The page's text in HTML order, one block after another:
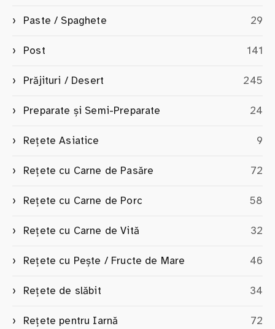
Paste / Spaghete 29
Post 141
Prăjituri / Desert 245
Preparate și Semi-Preparate 24
Rețete Asiatice 9
Rețete cu Carne de Pasăre 72
Rețete cu Carne de Porc 58
Rețete cu Carne de Vită 32
Rețete cu Pește / Fructe de Mare 46
Rețete de slăbit 34
Rețete pentru Iarnă 72